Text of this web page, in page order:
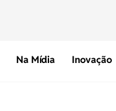
Na Mídia Inovação